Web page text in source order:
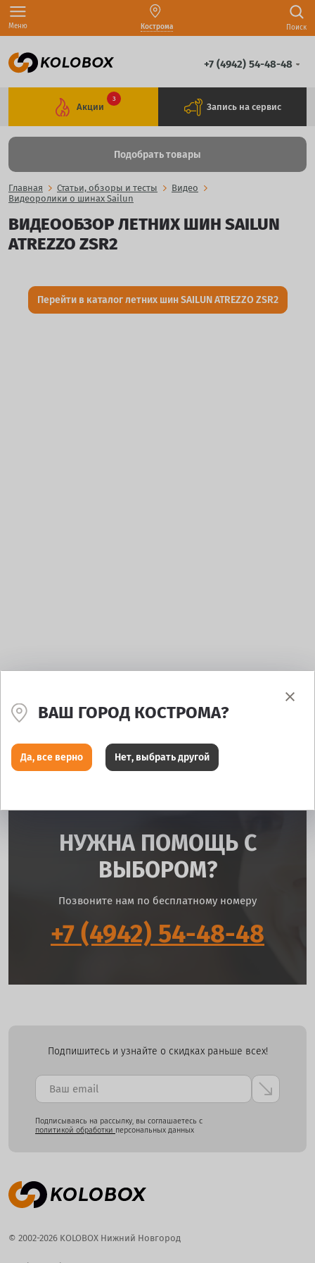
Меню Кострома Поиск
+7 (4942) 54-48-48
Акции
3
Запись на сервис
Подобрать товары
Главная Статьи, обзоры и тесты
Видео
Видеоролики о шинах Sailun
ВИДЕООБЗОР ЛЕТНИХ ШИН SAILUN
ATREZZO ZSR2
Перейти в каталог летних шин SAILUN ATREZZO ZSR2
НУЖНА ПОМОЩЬ С
ВЫБОРОМ?
Позвоните нам по бесплатному номеру
+7 (4942) 54-48-48
Подпишитесь и узнайте о скидках раньше всех!
Подписываясь на рассылку, вы соглашаетесь с
политикой обработки персональных данных
© 2002-2026 KOLOBOX Нижний Новгород
ВАШ ГОРОД КОСТРОМА?
Да, все верно Нет, выбрать другой